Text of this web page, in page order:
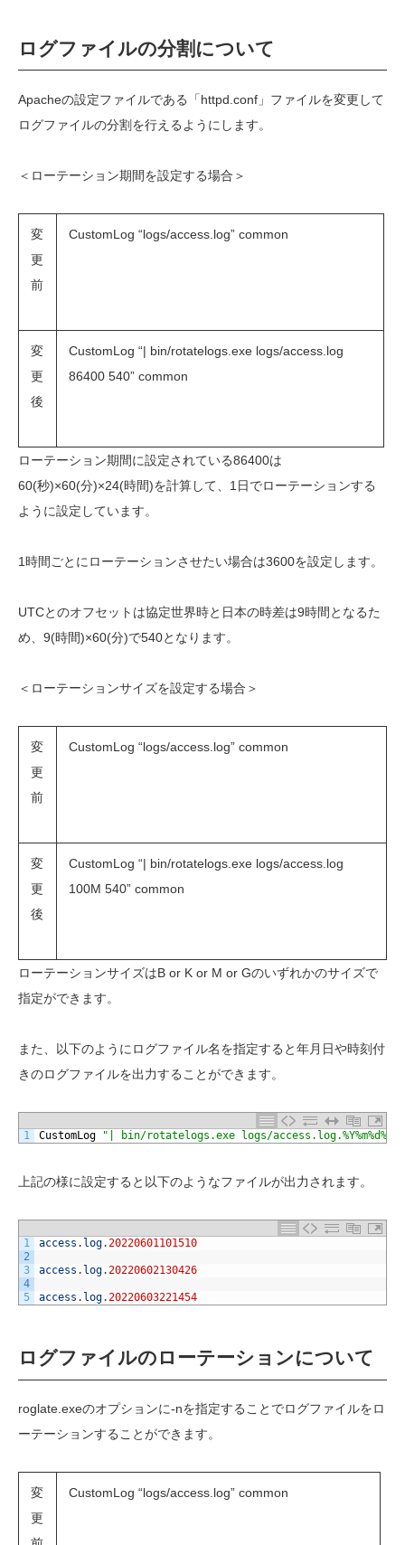
ログファイルの分割について
Apacheの設定ファイルである「httpd.conf」ファイルを変更して
ログファイルの分割を行えるようにします。
＜ローテーション期間を設定する場合＞
変
更
前
CustomLog “logs/access.log” common
変
更
後
CustomLog “| bin/rotatelogs.exe logs/access.log
86400 540” common
ローテーション期間に設定されている86400は
60(秒)×60(分)×24(時間)を計算して、1日でローテーションする
ように設定しています。
1時間ごとにローテーションさせたい場合は3600を設定します。
UTCとのオフセットは協定世界時と日本の時差は9時間となるた
め、9(時間)×60(分)で540となります。
＜ローテーションサイズを設定する場合＞
変
更
前
CustomLog “logs/access.log” common
変
更
後
CustomLog “| bin/rotatelogs.exe logs/access.log
100M 540” common
ローテーションサイズはB or K or M or Gのいずれかのサイズで
指定ができます。
また、以下のようにログファイル名を指定すると年月日や時刻付
きのログファイルを出力することができます。
1 CustomLog "| bin/rotatelogs.exe logs/
上記の様に設定すると以下のようなファイルが出力されます。
1
2
3
4
5
access . log.20220601101510
access . log.20220602130426
access . log.20220603221454
ログファイルのローテーションについて
roglate.exeのオプションに-nを指定することでログファイルをロ
ーテーションすることができます。
変
更
CustomLog “logs/access.log” common